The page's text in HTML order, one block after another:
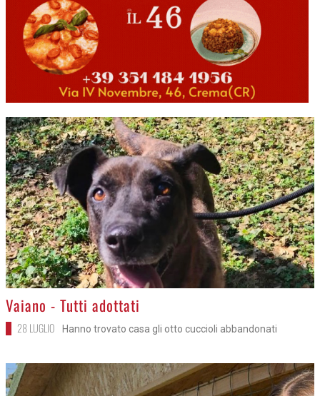
>
Vaiano - Tutti adottati
28 LUGLIO Hanno trovato casa gli otto cuccioli abbandonati